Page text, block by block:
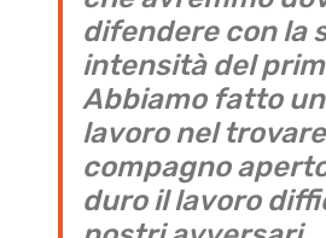
difendere con la
intensità del
Abbiamo fatto
lavoro nel
compagno
duro il lavoro